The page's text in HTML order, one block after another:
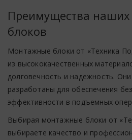
Преимущества
блоков
Монтажные блоки от «Техника
из высококачественных
долговечность и надежность.
разработаны для обеспечения
эффективности в подъемных
Выбирая монтажные блоки от
выбираете качество и